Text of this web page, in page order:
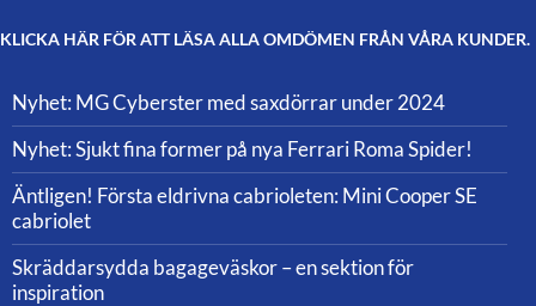
KLICKA HÄR FÖR ATT LÄSA ALLA OMDÖMEN FRÅN VÅRA KUNDER.
Nyhet: MG Cyberster med saxdörrar under 2024
Nyhet: Sjukt fina former på nya Ferrari Roma Spider!
Äntligen! Första eldrivna cabrioleten: Mini Cooper SE
cabriolet
Skräddarsydda bagageväskor – en sektion för
inspiration